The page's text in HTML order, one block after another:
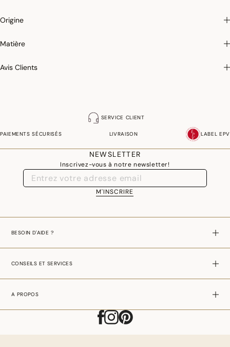
Origine
Matière
Avis Clients
SERVICE CLIENT
PAIEMENTS SÉCURISÉS LIVRAISON LABEL EPV
NEWSLETTER
Inscrivez-vous à notre newsletter!
M'INSCRIRE
BESOIN D'AIDE ?
CONSEILS ET SERVICES
A PROPOS